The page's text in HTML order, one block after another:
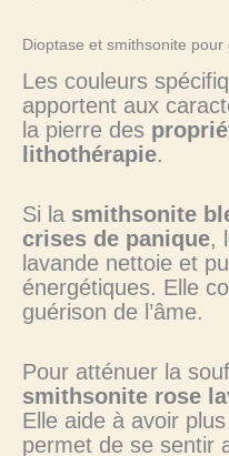
Dioptase et smithsonite pour
Les couleurs
apportent aux
la pierre des
lithothérapie.
Si la smithsonite
crises de panique,
lavande nettoie et
énergétiques. Elle
guérison de l’âme.
Pour atténuer la
smithsonite rose
Elle aide à avoir
permet de se sentir